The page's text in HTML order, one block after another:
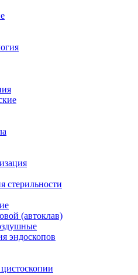
стерильности
(автоклав)
эндоскопов